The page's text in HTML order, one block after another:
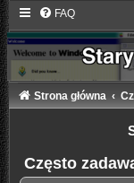
FAQ
Strona główna
Często